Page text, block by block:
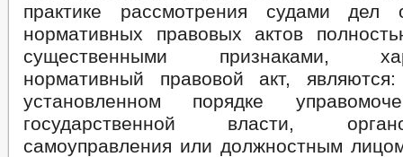
практике рассмотрения судами дел
нормативных правовых актов
существенными признаками,
нормативный правовой акт,
установленном порядке
государственной власти,
самоуправления или должностным